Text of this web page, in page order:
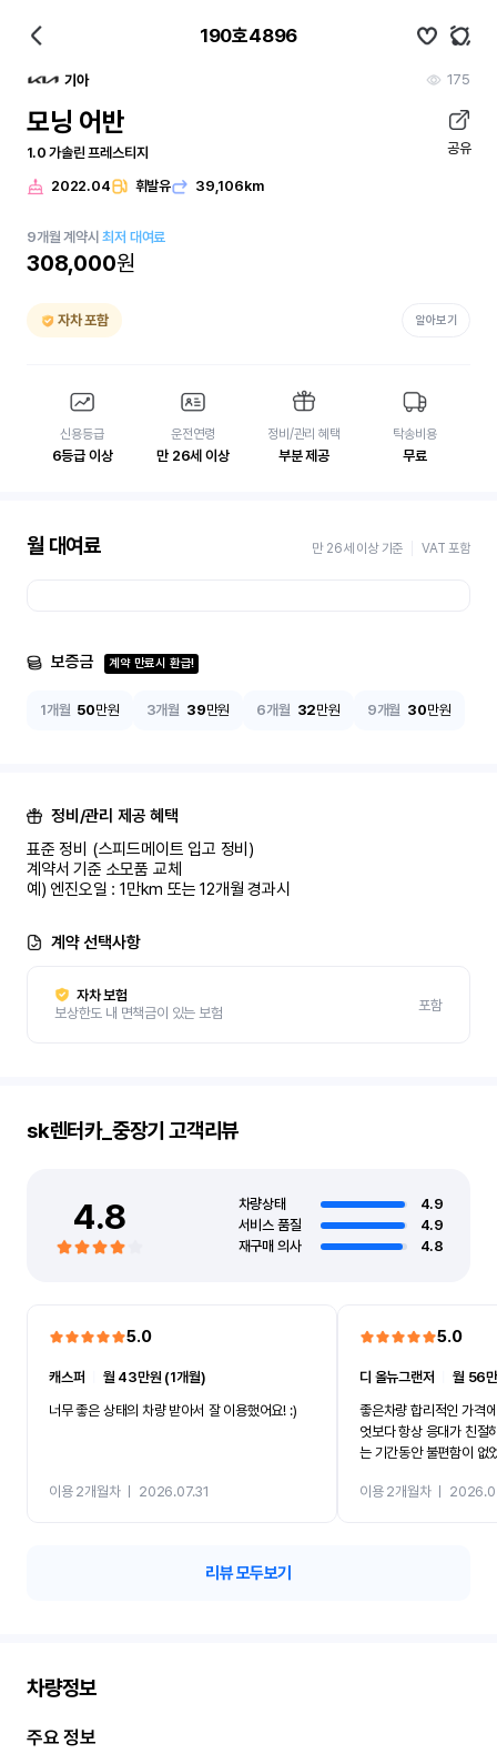
190호4896
기아 175
모닝 어반
1.0 가솔린 프레스티지 공유
2022.04 휘발유 39,106km
9개월 계약시최저 대여료
308,000원
자차 포함 알아보기
신용등급
6등급 이상
운전연령
만 26세 이상
정비/관리 혜택
부분 제공
탁송비용
무료
월 대여료 만 26세 이상 기준 VAT 포함
보증금 계약 만료시 환급!
1개월 50만원 3개월 39만원 6개월 32만원 9개월 30만원
정비/관리 제공 혜택
표준 정비 (스피드메이트 입고 정비)
계약서 기준 소모품 교체
예) 엔진오일 : 1만km 또는 12개월 경과시
계약 선택사항
자차 보험
보상한도 내 면책금이 있는 보험
포함
sk렌터카_중장기 고객리뷰
4.8 차량상태
4.9
서비스 품질
4.9
재구매 의사
4.8
5.0
캐스퍼
월 43만원 (1개월)
너무 좋은 상태의 차량 받아서 잘 이용했어요! :)
이용 2개월차ㅣ 2026.07.31
5.0
디 올뉴그랜저 ㅣ월 56
좋은차량 합리적인 가격
엇보다 항상 응대가 친절
는 기간동안 불편함이 없
카 렌트 고민없이 강추합
이용 2개월차ㅣ
리뷰 모두보기
차량정보
주요 정보